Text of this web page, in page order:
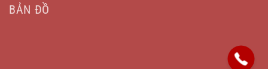
BẢN ĐỒ